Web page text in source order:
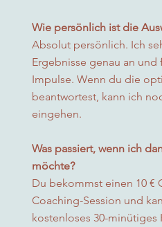
Wie persönlich ist die
Absolut persönlich. Ich
Ergebnisse genau an
Impulse. Wenn du die
beantwortest, kann ich
eingehen.
Was passiert, wenn ich
möchte?
Du bekommst einen 10 €
Coaching-Session und
kostenloses 30-minütiges